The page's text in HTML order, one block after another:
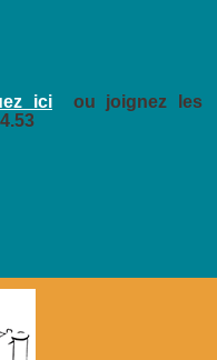
iciou joignez les